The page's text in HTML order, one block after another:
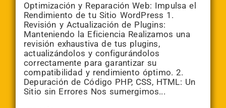
Optimización y Reparación Web: Impulsa el
Rendimiento de tu Sitio WordPress 1.
Revisión y Actualización de Plugins:
Manteniendo la Eficiencia Realizamos una
revisión exhaustiva de tus plugins,
actualizándolos y configurándolos
correctamente para garantizar su
compatibilidad y rendimiento óptimo. 2.
Depuración de Código PHP, CSS, HTML: Un
Sitio sin Errores Nos sumergimos...